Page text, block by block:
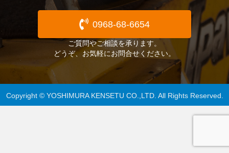
0968-68-6654
ご質問やご相談を承ります。
どうぞ、お気軽にお問合せください。
Copyright © YOSHIMURA KENSETU CO.,LTD. All Rights Reserved.